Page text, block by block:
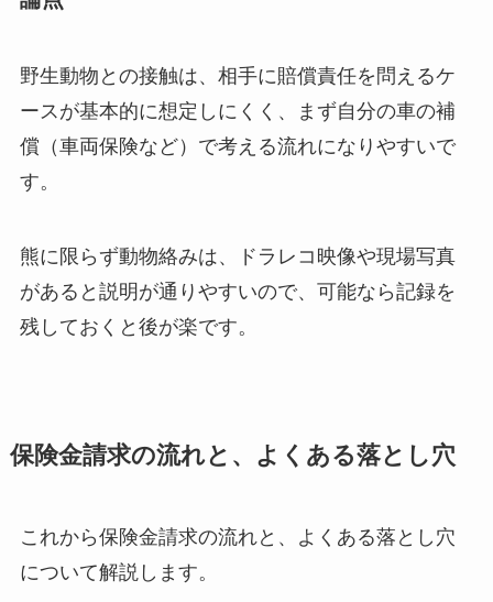
野生動物との接触は、相手に賠償責任を問えるケ
ースが基本的に想定しにくく、まず自分の車の補
償（車両保険など）で考える流れになりやすいで
す。
熊に限らず動物絡みは、ドラレコ映像や現場写真
があると説明が通りやすいので、可能なら記録を
残しておくと後が楽です。
保険金請求の流れと、よくある落とし穴
これから保険金請求の流れと、よくある落とし穴
について解説します。